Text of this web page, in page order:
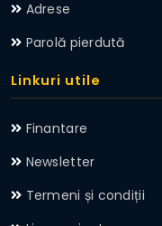
Adrese
Parolă pierdută
Linkuri utile
Finantare
Newsletter
Termeni și condiții